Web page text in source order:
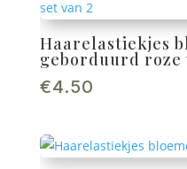
Haarelastiekjes
geborduurd roze
€4.50